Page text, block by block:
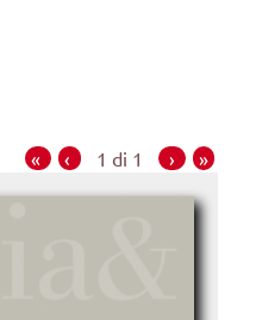
« ‹ 1 di 1 › »